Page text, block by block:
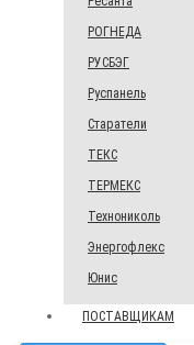
РОГНЕДА
РУСБЭГ
Руспанель
Старатели
ТЕКС
ТЕРМЕКС
Технониколь
Энергофлекс
Юнис
ПОСТАВЩИКАМ